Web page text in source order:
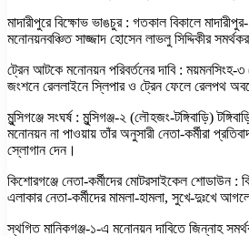
মাদারীপুরে বিক্ষোভ ভাঙচুর : গতকাল বিকালে
মনোনয়নবঞ্চিত সাজ্জাদ হোসেন লাভলু সিদ্দিকীর
ট্রেন আটকে মনোনয়ন পরিবর্তনের দাবি :
জংশনে রেললাইনে স্লিপার ও ট্রেন ফেলে রেলপথ
মুন্সিগঞ্জে সংঘর্ষ : মুন্সিগঞ্জ-২ (লৌহজং-টঙ্গিবাড়ি)
মনোনয়ন না পাওয়ায় তাঁর অনুসারী নেতা-কর্মীরা
স্লোগান দেন।
কিশোরগঞ্জে নেতা-কর্মীদের মোটরসাইকেল শোডাউন
এলাকার নেতা-কর্মীদের মামলা-হামলা, সুখে-দুঃখে
স্থগিত মানিকগঞ্জ-১-এ মনোনয়ন দাবিতে জিন্নাহ